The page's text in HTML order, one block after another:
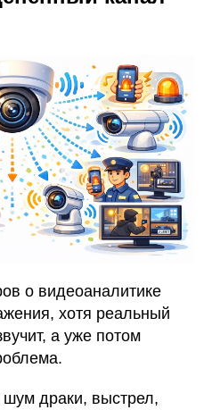
о видеоаналитике
хотя реальный
а уже потом
шум драки, выстрел,